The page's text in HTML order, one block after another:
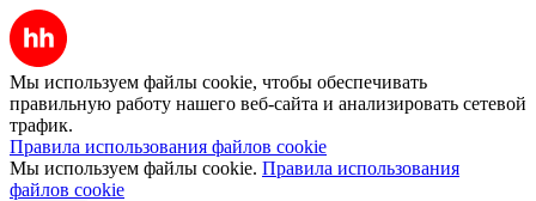
Мы используем файлы cookie, чтобы обеспечивать
правильную работу нашего веб-сайта и анализировать сетевой
трафик.
Правила использования файлов cookie
Мы используем файлы cookie. Правила использования
файлов cookie